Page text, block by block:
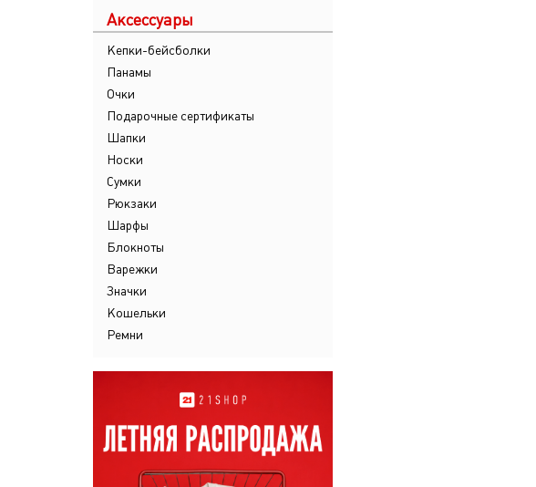
Аксессуары
Кепки-бейсболки
Панамы
Очки
Подарочные сертификаты
Шапки
Носки
Сумки
Рюкзаки
Шарфы
Блокноты
Варежки
Значки
Кошельки
Ремни